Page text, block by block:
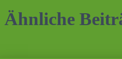
Ähnliche